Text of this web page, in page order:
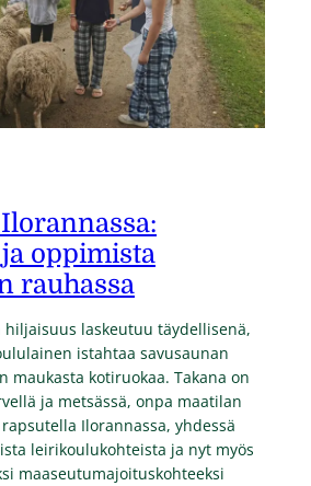
oppimista
rauhassa
laskeutuu täydellisenä,
istahtaa savusaunan
maukasta kotiruokaa. Takana on
ja metsässä, onpa maatilan
Ilorannassa, yhdessä
leirikoulukohteista ja nyt myös
maaseutumajoituskohteeksi